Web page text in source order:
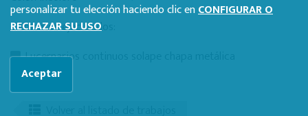
Elementos ejecutados:
Lucernarios continuos solape chapa metálica
personalizar tu elección haciendo clic enCONFIGURAR O
RECHAZAR SU USO
Aceptar